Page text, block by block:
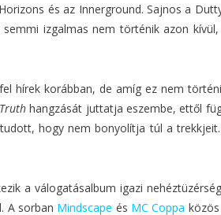
és az Innerground. Sajnos a
izgalmas nem történik azon
hírek korábban, de amíg ez nem
hangzását juttatja eszembe, ettől
hogy nem bonyolítja túl a
a válogatásalbum igazi
A sorban Mindscape és MC Coppa